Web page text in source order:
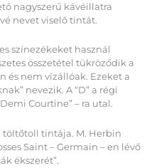
nagyszerű kávéillatra
nevet viselő tintát.
színezékeket használ
összetétel tükröződik a
és nem vízállóak. Ezeket a
nevezik. A “D” a régi
Courtine” – ra utal.
töltőtoll tintája. M. Herbin
Saint – Germain – en lévő
ékszerét”.